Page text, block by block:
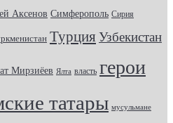
Аксенов Симферополь Сирия
Турция Узбекистан
Мирзиёев Ялта власть герои
татары мусульмане